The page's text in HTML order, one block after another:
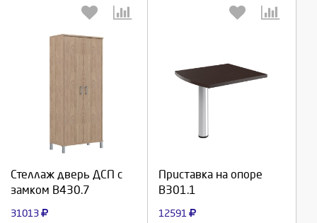
Стеллаж дверь ДСП с
замком В430.7
31013
Выберите количество:
Отмена
Приставка на опоре
В301.1
12591